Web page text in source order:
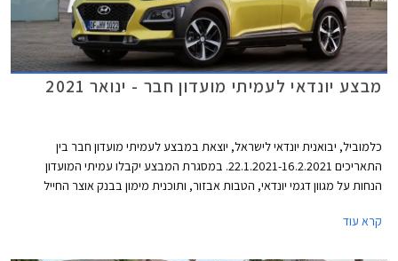
מבצע יונדאי לעמיתי מועדון חבר - ינואר 2021
כלמוביל, יבואנית יונדאי לישראל, יוצאת במבצע לעמיתי מועדון חבר בין
התאריכים 22.1.2021-16.2.2021. במסגרת המבצע יקבלו עמיתי המועדון
הנחות על מגוון דגמי יונדאי, הטבות אבזור, ותוכנית מימון בבנק אוצר החייל
תכנית המימון חבר ליס. המבצע ייערך בכל אולמות התצוגה של יונדאי ברחבי
קרא עוד